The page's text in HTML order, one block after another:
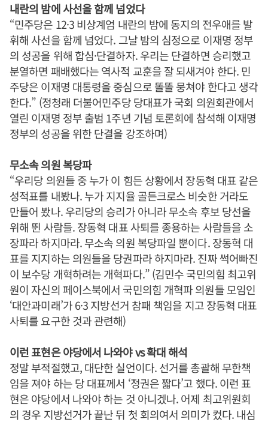
내란의 밤에 사선을 함께 넘었다
“민주당은 12·3 비상계엄 내란의 밤에 동지의 전우애를 발
휘해 사선을 함께 넘었다. 그날 밤의 심정으로 이재명 정부
의 성공을 위해 합심·단결하자. 우리는 단결하면 승리했고
분열하면 패배했다는 역사적 교훈을 잘 되새겨야 한다. 민
주당은 이재명 대통령을 중심으로 똘똘 뭉쳐야 한다고 생각
한다.” (정청래 더불어민주당 당대표가 국회 의원회관에서
열린 이재명 정부 출범 1주년 기념 토론회에 참석해 이재명
정부의 성공을 위한 단결을 강조하며)
무소속 의원 복당파
“우리당 의원들 중 누가 이 힘든 상황에서 장동혁 대표 같은
성적표를 내봤나. 누가 지지율 골든크로스 비슷한 거라도
만들어 봤나. 우리당의 승리가 아니라 무소속 후보 당선을
위해 뛴 사람들. 장동혁 대표 사퇴를 종용하는 사람들을 소
장파라 하지마라. 무소속 의원 복당파일 뿐이다. 장동혁 대
표를 지지하는 의원들을 당권파라 하지마라. 진짜 썩어빠진
이 보수당 개혁하려는 개혁파다.” (김민수 국민의힘 최고위
원이 자신의 페이스북에서 국민의힘 개혁파 의원들 모임인
‘대안과미래’가 6·3 지방선거 참패 책임을 지고 장동혁 대표
사퇴를 요구한 것과 관련해)
이런 표현은 야당에서 나와야 vs 확대 해석
정말 부적절했고, 대단한 실언이다. 선거를 총괄해 무한책
임을 져야 하는 당 대표께서 ‘정권은 짧다’고 했다. 이런 표
현은 야당에서 나와야 하는 것 아니겠나. 어제 최고위원회
의 경우 지방선거가 끝난 뒤 첫 회의여서 의미가 컸다. 내심